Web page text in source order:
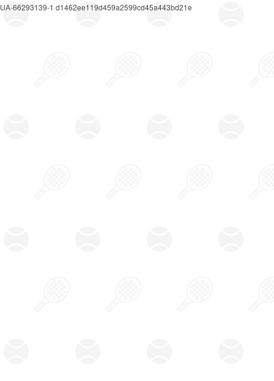
UA-66293139-1 d1462ee119d459a2599cd45a443bd21e